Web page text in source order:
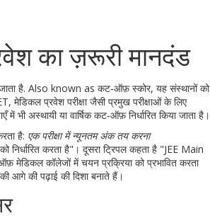
का ज़रूरी मानदंड
है. Also known as कट‑ऑफ़ स्कोर, यह संस्थानों को
, मेडिकल प्रवेश परीक्षाजैसी प्रमुख परीक्षाओं के लिए
में भी अस्थायी या वार्षिक कट‑ऑफ़ निर्धारित किया जाता है।
है: एक परीक्षा में न्यूनतम अंक तय करना
करता है"। दूसरा ट्रिपल कहता है "JEE Main
मेडिकल कॉलेजों में चयन प्रक्रिया को प्रभावित करता
आगे की पढ़ाई की दिशा बनाते हैं।